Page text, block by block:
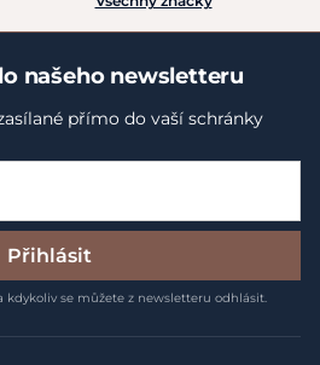
našeho newsletteru
přímo do vaší schránky
Přihlásit
kdykoliv se můžete z newsletteru odhlásit.